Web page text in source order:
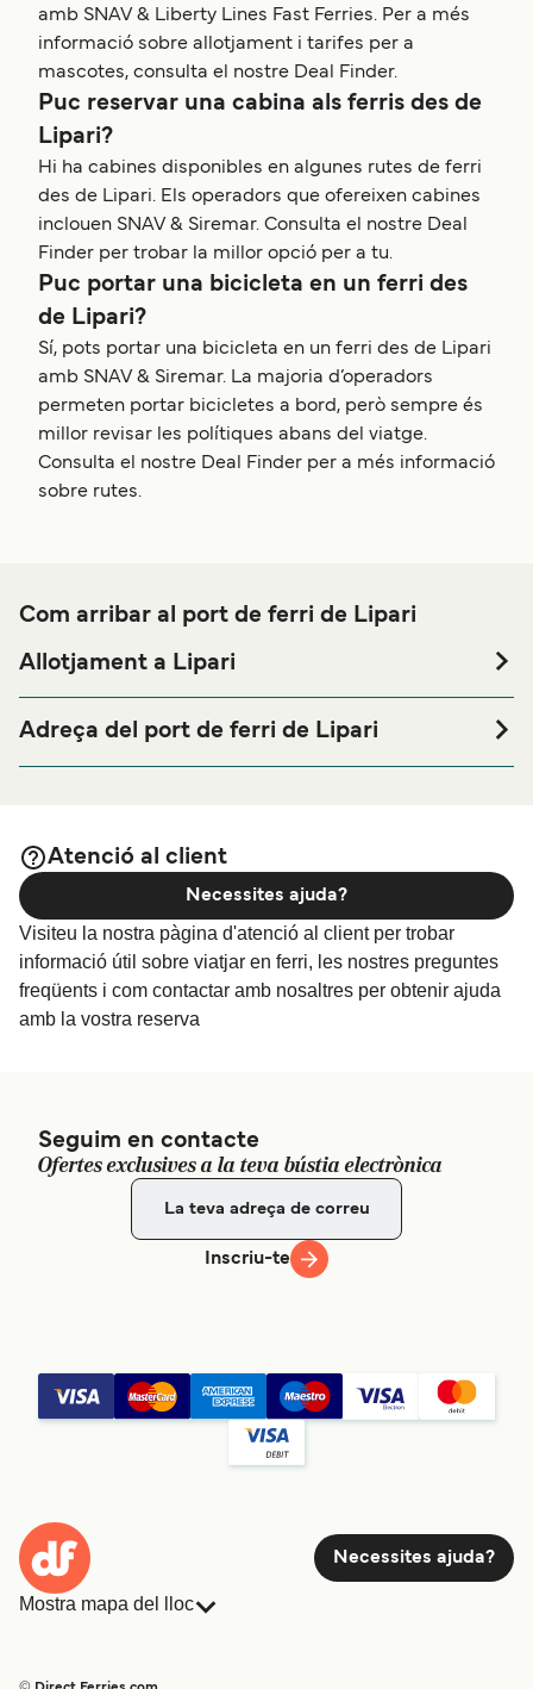
amb SNAV & Liberty Lines Fast Ferries. Per a més
informació sobre allotjament i tarifes per a
mascotes, consulta el nostre Deal Finder.
Puc reservar una cabina als ferris des de
Lipari?
Hi ha cabines disponibles en algunes rutes de ferri
des de Lipari. Els operadors que ofereixen cabines
inclouen SNAV & Siremar. Consulta el nostre Deal
Finder per trobar la millor opció per a tu.
Puc portar una bicicleta en un ferri des
de Lipari?
Sí, pots portar una bicicleta en un ferri des de Lipari
amb SNAV & Siremar. La majoria d’operadors
permeten portar bicicletes a bord, però sempre és
millor revisar les polítiques abans del viatge.
Consulta el nostre Deal Finder per a més informació
sobre rutes.
Com arribar al port de ferri de Lipari
Allotjament a Lipari
Si vols passar una nit abans o després del teu viatge a
prop del port de ferri de Lipari o busques allotjament
Adreça del port de ferri de Lipari
Atenció al client
Visiteu la nostra pàgina d'atenció al client per trobar
informació útil sobre viatjar en ferri, les nostres preguntes
freqüents i com contactar amb nosaltres per obtenir ajuda
amb la vostra reserva
Necessites ajuda?
Seguim en contacte
Ofertes exclusives a la teva bústia electrònica
Inscriu-te
Necessites ajuda?
Mostra mapa del lloc